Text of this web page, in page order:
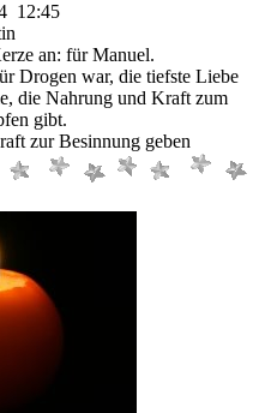
12:45
an: für Manuel.
Drogen war, die tiefste Liebe
die Nahrung und Kraft zum
gibt.
zur Besinnung geben